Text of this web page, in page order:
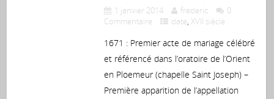
1 janvier 2014 frederic
0
Commentaire
date,XVII siècle
1671 : Premier acte de mariage célébré
et référencé dans l’oratoire de l’Orient
en Ploemeur (chapelle Saint Joseph) –
Première apparition de l’appellation